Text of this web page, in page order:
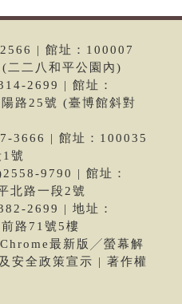
| 館址：100007
二二八和平公園內)
2699 | 館址：
路25號 (臺博館斜對
3666 | 館址：100035
號
9790 | 館址：
北路一段2號
2699 | 地址：
路71號5樓
最新版╱螢幕解
安全政策宣示 | 著作權